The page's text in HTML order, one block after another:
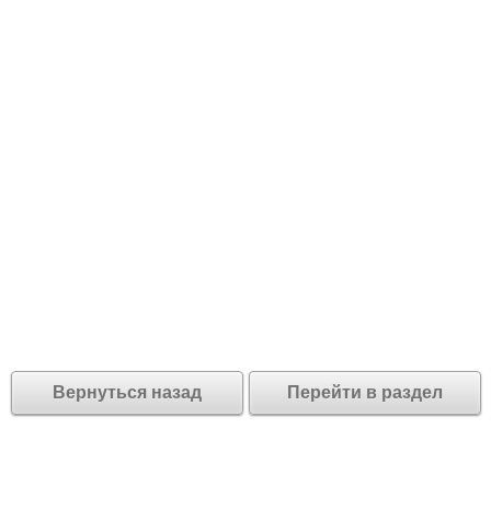
Вернуться назад Перейти в раздел